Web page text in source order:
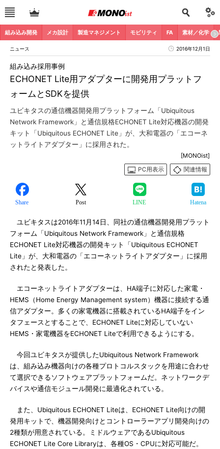
組み込み開発 メカ設計 製造マネジメント モビリティ FA 素材／化学
ニュース 2016年12月1日
ECHONET Lite用アダプターに開発用プラットフ
ォームとSDKを提供
組み込み採用事例
ユビキタスの通信機器開発用プラットフォーム「Ubiquitous
Network Framework」と通信規格ECHONET Lite対応機器の開発
キット「Ubiquitous ECHONET Lite」が、大和電器の「エコーネ
ットライトアダプター」に採用された。
[MONOist]
PC用表示
関連情報
Share Post LINE Hatena
ユビキタスは2016年11月14日、同社の通信機器開発用プラット
フォーム「Ubiquitous Network Framework」と通信規格
ECHONET Lite対応機器の開発キット「Ubiquitous ECHONET
Lite」が、大和電器の「エコーネットライトアダプター」に採用
されたと発表した。
エコーネットライトアダプターは、HA端子に対応した家電・
HEMS（Home Energy Management system）機器に接続する通
信アダプター。多くの家電機器に搭載されているHA端子をイン
タフェースとすることで、ECHONET Liteに対応していない
HEMS・家電機器をECHONET Liteで利用できるようにする。
今回ユビキタスが提供したUbiquitous Network Framework
は、組み込み機器向けの各種プロトコルスタックを用途に合わせ
て選択できるソフトウェアプラットフォームだ。ネットワークデ
バイスや通信モジュール開発に最適化されている。
また、Ubiquitous ECHONET Liteは、ECHONET Lite向けの開
発用キットで、機器開発向けとコントローラーアプリ開発向けの
2種類が用意されている。ミドルウェアであるUbiquitous
ECHONET Lite Core Libraryは、各種OS・CPUに対応可能だ。